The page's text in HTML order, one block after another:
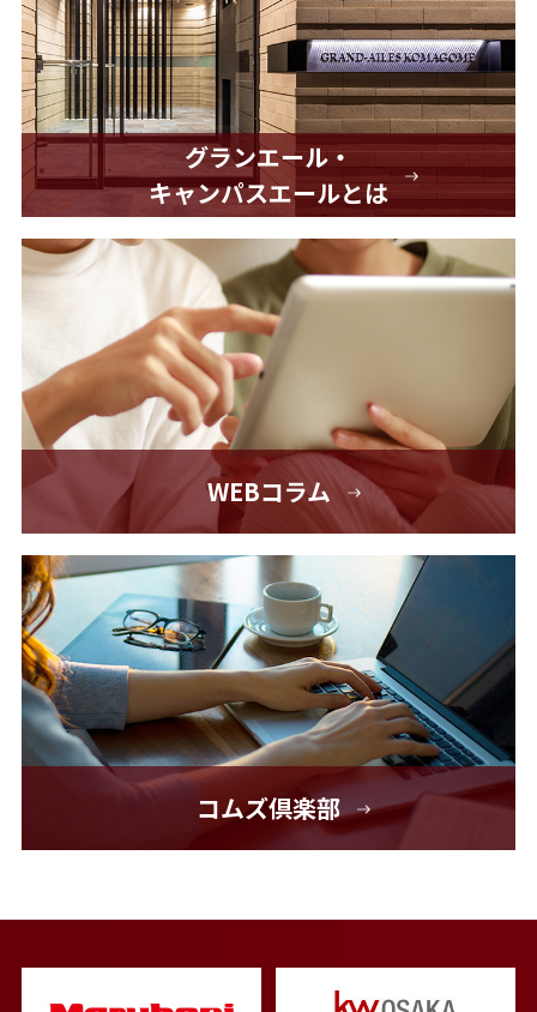
グランエール・
キャンパスエールとは
WEBコラム
コムズ倶楽部